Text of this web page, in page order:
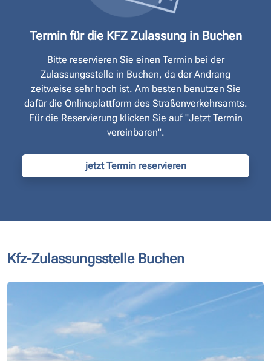
Termin für die KFZ Zulassung in Buchen
Bitte reservieren Sie einen Termin bei der
Zulassungsstelle in Buchen, da der Andrang
zeitweise sehr hoch ist. Am besten benutzen Sie
dafür die Onlineplattform des Straßen­verkehrsamts.
Für die Reservierung klicken Sie auf "Jetzt Termin
vereinbaren".
jetzt Termin reservieren
Kfz-Zulassungsstelle Buchen